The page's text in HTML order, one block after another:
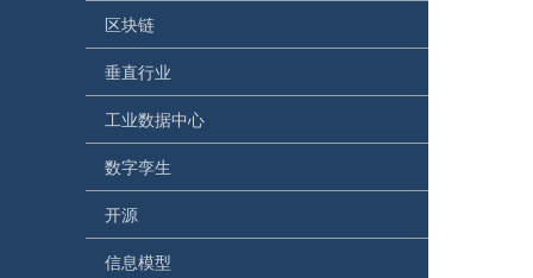
区块链
垂直行业
工业数据中心
数字孪生
开源
信息模型